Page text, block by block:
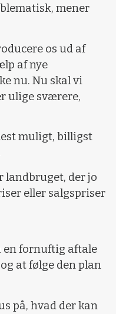
mener
os ud af
af nye
nu. Nu skal vi
ulige sværere,
muligt, billigst
landbruget, der jo
eller salgspriser
en fornuftig aftale
at følge den plan
på, hvad der kan